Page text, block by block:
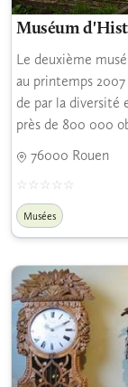
Muséum
Le deuxième
au printemps
de par la diversité
près de 800 000
76000 Rouen
Musées